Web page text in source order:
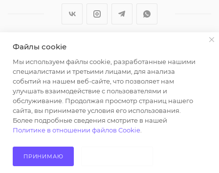
2026 © ООО "Вайт Текстиль групп"
Любая информация на сайте носит справочный
характер и не является публичной офертой
определяемой положениями пункта 2 статьи 437
Гражданского кодекса Российской Федерации.
Использование любых материалов, опубликованных
на https://opt-milena.ru, допустимо только при
наличии письменного разрешения редакции и
активной ссылки на https://opt-milena.ru
Файлы cookie
Мы используем файлы cookie, разработанные нашими
специалистами и третьими лицами, для анализа
событий на нашем веб-сайте, что позволяет нам
улучшать взаимодействие с пользователями и
обслуживание. Продолжая просмотр страниц нашего
сайта, вы принимаете условия его использования.
Более подробные сведения смотрите в нашей
Политике в отношении файлов Cookie
ПРИНИМАЮ